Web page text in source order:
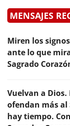
MENSAJES
Miren los
ante lo que
Sagrado
Vuelvan a
ofendan más
hay tiempo.